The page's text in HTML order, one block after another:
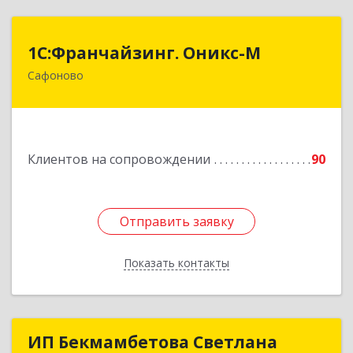
1С:Франчайзинг. Оникс-М
Сафоново
Клиентов на сопровождении 90
Отправить заявку
Показать контакты
1С:Франчайзинг. Оникс-М
215500, Смоленская обл, Сафоновский р-н,
Отправить заявку
Назад
ИП Бекмамбетова Светлана
ИП Бекмамбетова Светлана